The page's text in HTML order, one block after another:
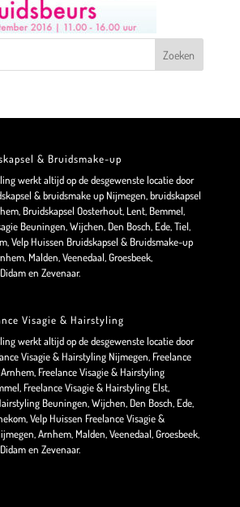
& Bruidsmake-up
werkt altijd op de desgewenste locatie door
& bruidsmake up Nijmegen, bruidskapsel
Bruidskapsel Oosterhout, Lent, Bemmel,
Beuningen, Wijchen, Den Bosch, Ede, Tiel,
Velp Huissen Bruidskapsel & Bruidsmake-up
Malden, Veenedaal, Groesbeek,
en Zevenaar.
Visagie & Hairstyling
werkt altijd op de desgewenste locatie door
Visagie & Hairstyling Nijmegen, Freelance
Freelance Visagie & Hairstyling
Freelance Visagie & Hairstyling Elst,
Beuningen, Wijchen, Den Bosch, Ede,
Velp Huissen Freelance Visagie &
Arnhem, Malden, Veenedaal, Groesbeek,
en Zevenaar.